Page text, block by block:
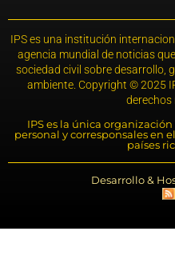
IPS es una institución
agencia mundial de noticias
sociedad civil sobre desarrollo,
ambiente. Copyright © 2025
derechos
IPS es la única
personal y corresponsales en
países
Desarrollo &